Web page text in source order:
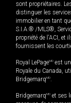
sont propriétaires.
distinguer les
immobilier en tant
S.I.A.® /MLS®,
propriété de l'ACI, et
fournissent les
Royal LePageMD est
Royale du Canada,
BridgemarqMD.
BridgemarqMD et ses